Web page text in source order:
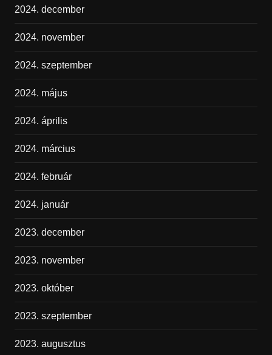
2024. december
2024. november
2024. szeptember
2024. május
2024. április
2024. március
2024. február
2024. január
2023. december
2023. november
2023. október
2023. szeptember
2023. augusztus